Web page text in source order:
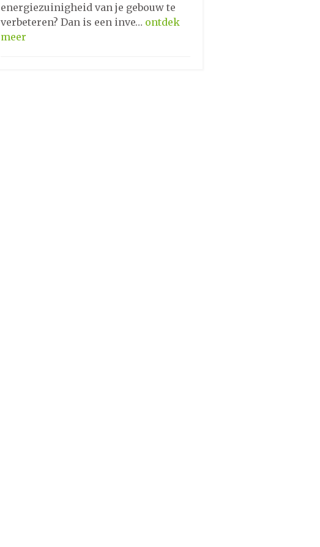
energiezuinigheid van je gebouw te
verbeteren? Dan is een inve… ontdek
meer